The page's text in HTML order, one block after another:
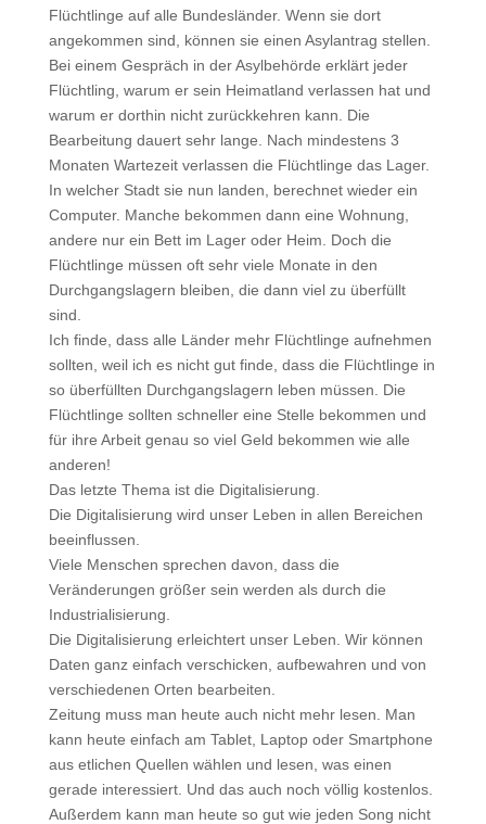
Flüchtlinge auf alle Bundesländer. Wenn sie dort
angekommen sind, können sie einen Asylantrag stellen.
Bei einem Gespräch in der Asylbehörde erklärt jeder
Flüchtling, warum er sein Heimatland verlassen hat und
warum er dorthin nicht zurückkehren kann. Die
Bearbeitung dauert sehr lange. Nach mindestens 3
Monaten Wartezeit verlassen die Flüchtlinge das Lager.
In welcher Stadt sie nun landen, berechnet wieder ein
Computer. Manche bekommen dann eine Wohnung,
andere nur ein Bett im Lager oder Heim. Doch die
Flüchtlinge müssen oft sehr viele Monate in den
Durchgangslagern bleiben, die dann viel zu überfüllt
sind.
Ich finde, dass alle Länder mehr Flüchtlinge aufnehmen
sollten, weil ich es nicht gut finde, dass die Flüchtlinge in
so überfüllten Durchgangslagern leben müssen. Die
Flüchtlinge sollten schneller eine Stelle bekommen und
für ihre Arbeit genau so viel Geld bekommen wie alle
anderen!
Das letzte Thema ist die Digitalisierung.
Die Digitalisierung wird unser Leben in allen Bereichen
beeinflussen.
Viele Menschen sprechen davon, dass die
Veränderungen größer sein werden als durch die
Industrialisierung.
Die Digitalisierung erleichtert unser Leben. Wir können
Daten ganz einfach verschicken, aufbewahren und von
verschiedenen Orten bearbeiten.
Zeitung muss man heute auch nicht mehr lesen. Man
kann heute einfach am Tablet, Laptop oder Smartphone
aus etlichen Quellen wählen und lesen, was einen
gerade interessiert. Und das auch noch völlig kostenlos.
Außerdem kann man heute so gut wie jeden Song nicht